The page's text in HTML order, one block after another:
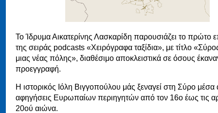
Το Ίδρυμα Αικατερίνης Λασκαρίδη παρουσιάζει το πρώτο
της σειράς podcasts «Χειρόγραφα ταξίδια», με τίτλο
μιας νέας πόλης», διαθέσιμο αποκλειστικά σε όσους
προεγγραφή.
Η ιστορικός Ιόλη Βιγγοπούλου μάς ξεναγεί στη Σύρο μέσα
αφηγήσεις Ευρωπαίων περιηγητών από τον 16ο έως τις
20ού αιώνα.